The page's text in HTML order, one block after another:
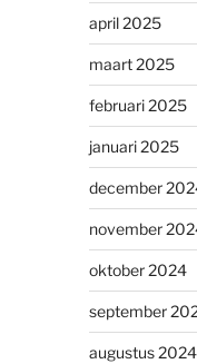
april 2025
maart 2025
februari 2025
januari 2025
december
november
oktober 2024
september
augustus 2024